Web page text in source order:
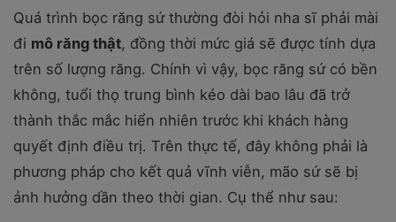
Quá trình bọc răng sứ thường đòi hỏi nha sĩ phải mài
đi mô răng thật, đồng thời mức giá sẽ được tính dựa
trên số lượng răng. Chính vì vậy, bọc răng sứ có bền
không, tuổi thọ trung bình kéo dài bao lâu đã trở
thành thắc mắc hiển nhiên trước khi khách hàng
quyết định điều trị. Trên thực tế, đây không phải là
phương pháp cho kết quả vĩnh viễn, mão sứ sẽ bị
ảnh hưởng dần theo thời gian. Cụ thể như sau: